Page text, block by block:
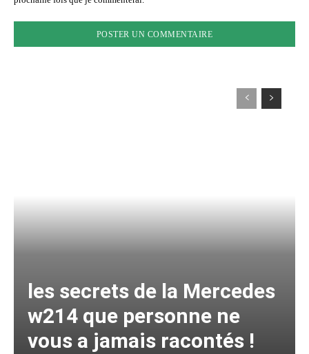
les secrets de la Mercedes
w214 que personne ne
vous a jamais racontés !